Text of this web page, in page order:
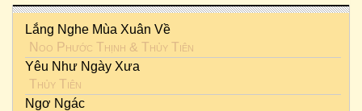
Lắng Nghe Mùa Xuân Về
Noo Phước Thịnh & Thủy Tiên
Yêu Như Ngày Xưa
Thủy Tiên
Ngơ Ngác